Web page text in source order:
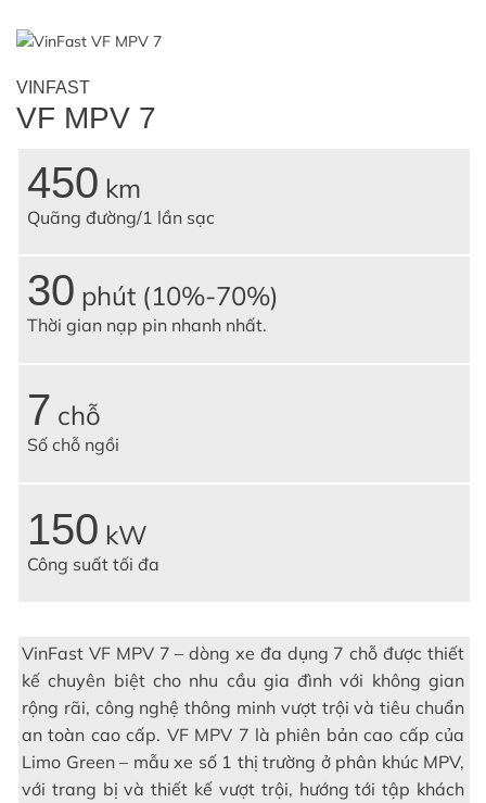
VINFAST
VF MPV 7
450 km
Quãng đường/1 lần sạc
30 phút (10%-70%)
Thời gian nạp pin nhanh nhất.
7 chỗ
Số chỗ ngồi
150 kW
Công suất tối đa
VinFast VF MPV 7 – dòng xe đa dụng 7 chỗ được thiết
kế chuyên biệt cho nhu cầu gia đình với không gian
rộng rãi, công nghệ thông minh vượt trội và tiêu chuẩn
an toàn cao cấp. VF MPV 7 là phiên bản cao cấp của
Limo Green – mẫu xe số 1 thị trường ở phân khúc MPV,
với trang bị và thiết kế vượt trội, hướng tới tập khách